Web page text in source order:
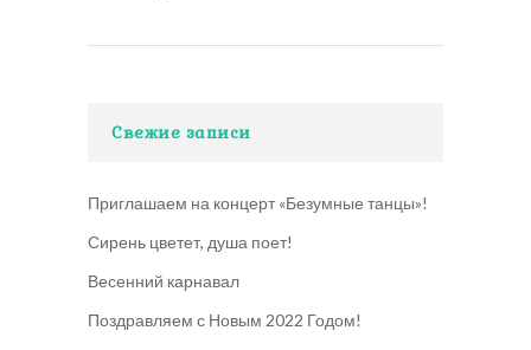
Свежие записи
Приглашаем на концерт «Безумные танцы»!
Сирень цветет, душа поет!
Весенний карнавал
Поздравляем с Новым 2022 Годом!